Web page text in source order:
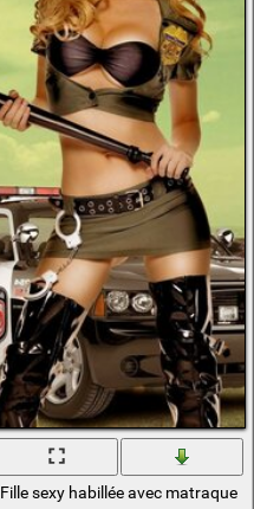
Fille sexy habillée avec matraque